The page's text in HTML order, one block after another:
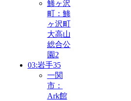
鯵ヶ沢
町：鯵
ヶ沢町
大高山
総合公
園 2
03:岩手35
一関
市：
Ark館